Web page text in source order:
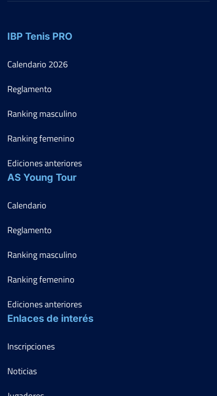
IBP Tenis PRO
Calendario 2026
Reglamento
Ranking masculino
Ranking femenino
Ediciones anteriores
AS Young Tour
Calendario
Reglamento
Ranking masculino
Ranking femenino
Ediciones anteriores
Enlaces de interés
Inscripciones
Noticias